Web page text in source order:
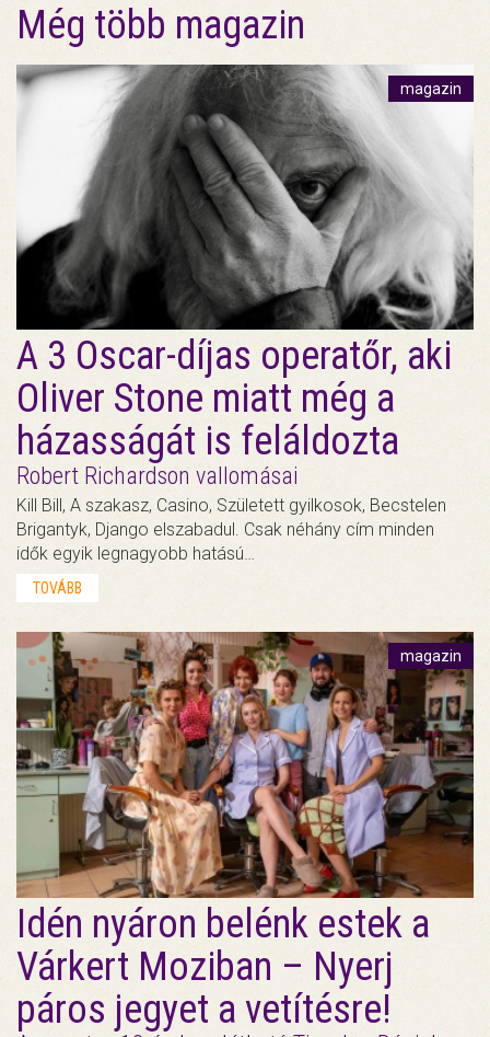
Még több magazin
magazin
A 3 Oscar-díjas operatőr, aki
Oliver Stone miatt még a
házasságát is feláldozta
Robert Richardson vallomásai
Kill Bill, A szakasz, Casino, Született gyilkosok, Becstelen
Brigantyk, Django elszabadul. Csak néhány cím minden
idők egyik legnagyobb hatású…
TOVÁBB
magazin
Idén nyáron belénk estek a
Várkert Moziban – Nyerj
páros jegyet a vetítésre!